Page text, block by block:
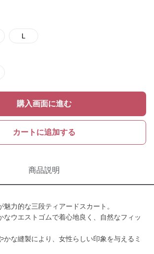
L
購入画面に進む
カートに追加する
商品説明
力的な三段ティアードスカート。
なウエストゴムで着心地良く、自然なフィッ
かな縫製により、女性らしい印象を与えるミ